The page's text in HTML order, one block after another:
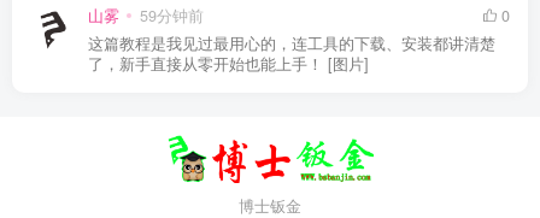
山雾 59分钟前
0
这篇教程是我见过最用心的，连工具的下载、安装都讲清楚
了，新手直接从零开始也能上手！ [图片]
博士钣金